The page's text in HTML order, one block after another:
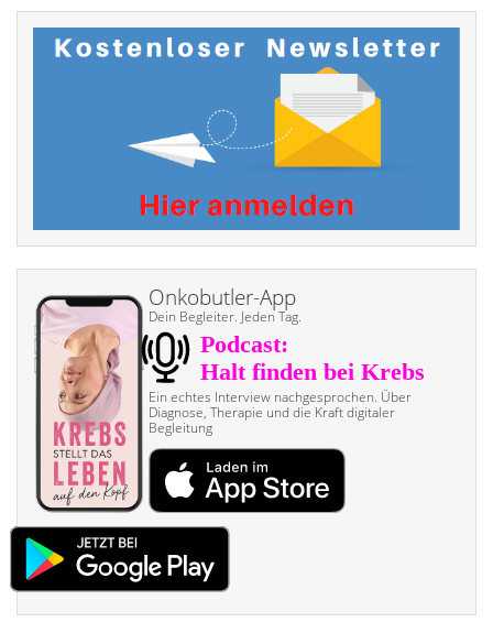
Onkobutler-App
Dein Begleiter. Jeden Tag.
Ein echtes Interview nach­gesprochen. Über
Diagnose, Therapie und die Kraft digitaler
Begleitung